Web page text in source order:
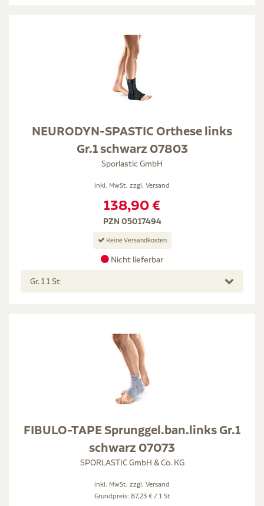
NEURODYN-SPASTIC Orthese links
Gr.1 schwarz 07803
Sporlastic GmbH
inkl. MwSt. zzgl. Versand
138,90 €
PZN 05017494
Keine Versandkosten
Nicht lieferbar
Gr. 1 1 St
FIBULO-TAPE Sprunggel.ban.links Gr.1
schwarz 07073
SPORLASTIC GmbH & Co. KG
inkl. MwSt. zzgl. Versand
Grundpreis: 87,23 € / 1 St